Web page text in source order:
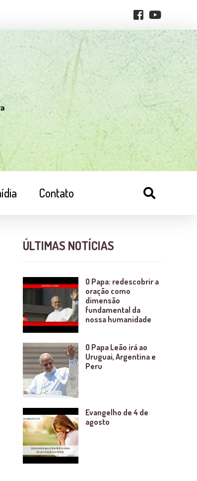
Contato
ÚLTIMAS NOTÍCIAS
O Papa: redescobrir a
oração como
dimensão
fundamental da
nossa humanidade
O Papa Leão irá ao
Uruguai, Argentina e
Peru
Evangelho de 4 de
agosto